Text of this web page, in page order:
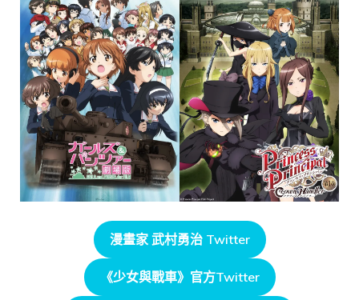
漫畫家 武村勇治 Twitter
《少女與戰車》官方Twitter